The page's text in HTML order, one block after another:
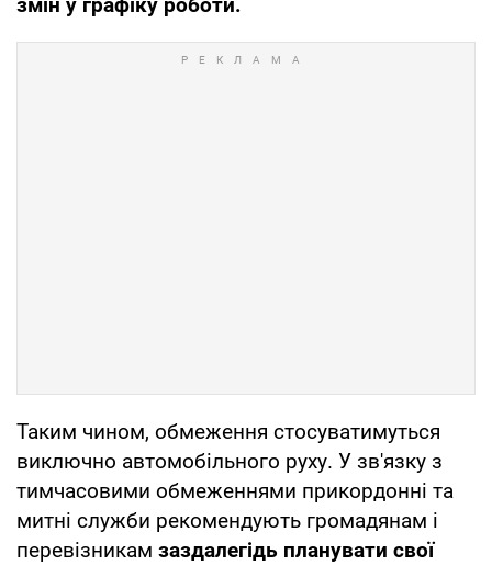
змін у графіку роботи.
Таким чином, обмеження стосуватимуться
виключно автомобільного руху. У зв'язку з
тимчасовими обмеженнями прикордонні та
митні служби рекомендують громадянам і
перевізникам заздалегідь планувати свої